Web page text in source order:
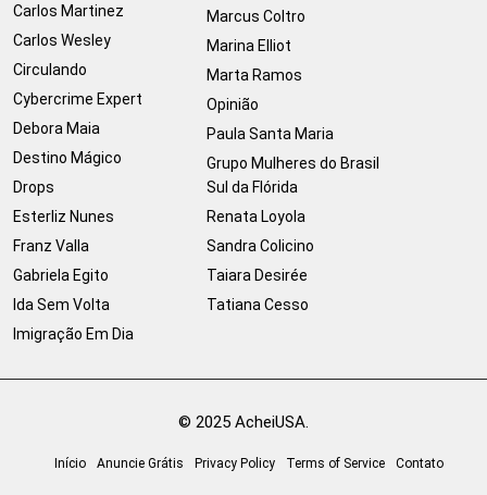
Carlos Martinez
Carlos Wesley
Circulando
Cybercrime Expert
Debora Maia
Destino Mágico
Drops
Esterliz Nunes
Franz Valla
Gabriela Egito
Ida Sem Volta
Imigração Em Dia
Marcus Coltro
Marina Elliot
Marta Ramos
Opinião
Paula Santa Maria
Grupo Mulheres do Brasil
Sul da Flórida
Renata Loyola
Sandra Colicino
Taiara Desirée
Tatiana Cesso
© 2025 AcheiUSA.
Início Anuncie Grátis Privacy Policy Terms of Service Contato